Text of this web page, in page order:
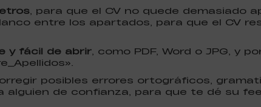
, para que el CV no quede demasiado
entre los apartados, para que el CV
y fácil de abrir, como PDF, Word o JPG, y
posibles errores ortográficos,
alguien de confianza, para que te dé su